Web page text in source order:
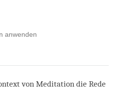
anwenden
von Meditation die Rede